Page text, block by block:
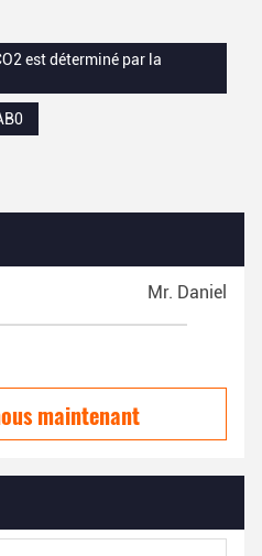
est déterminé par la
Mr. Daniel
maintenant